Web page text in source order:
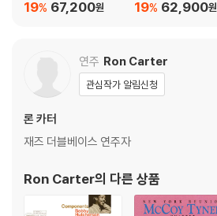
67,200원
19% 62,900원
19%
연주 Ron Carter
관심작가 알림신청
론 카터
재즈 더블베이스 연주자
Ron Carter의 다른 상품